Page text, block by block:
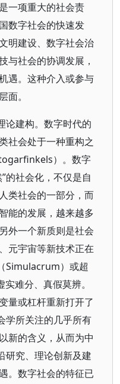
一项重大的社会责
数字社会的快速发
明建设、数字社会治
与社会的协调发展，
遇。这种介入或参与
面。
论建构。数字时代的
社会处于一种重构之
）。数字
的社会化，不仅是自
类社会的一部分，而
能的发展，越来越多
外一个新质则是社会
元宇宙等新技术正在
Simulacrum）或超
难分、真假莫辨。
量或杠杆重新打开了
学所关注的几乎所有
新的含义，从而为中
研究、理论创新及建
。数字社会的特征已